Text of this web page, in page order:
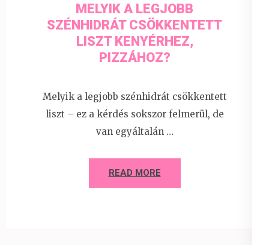
MELYIK A LEGJOBB
SZÉNHIDRÁT CSÖKKENTETT
LISZT KENYÉRHEZ,
PIZZÁHOZ?
Melyik a legjobb szénhidrát csökkentett
liszt – ez a kérdés sokszor felmerül, de
van egyáltalán …
READ MORE